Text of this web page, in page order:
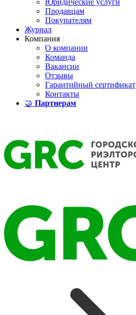
Юридические услуги
Продавцам
Покупателям
Журнал
Компания
О компании
Команда
Вакансии
Отзывы
Гарантийный сертификат
Контакты
🤝 Партнерам